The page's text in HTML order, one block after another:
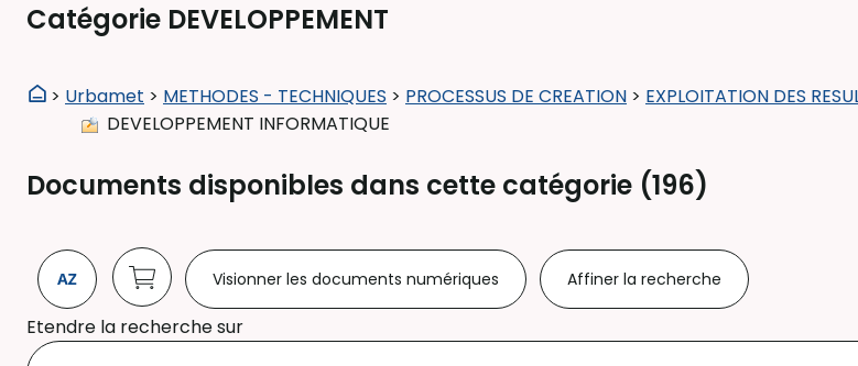
Catégorie DEVELOPPEMENT
> Urbamet > METHODES - TECHNIQUES > PROCESSUS DE CREATION > EXPLOITATION DES
DEVELOPPEMENT INFORMATIQUE
Documents disponibles dans cette catégorie (196)
Visionner les documents numériques Affiner la recherche
Etendre la recherche sur